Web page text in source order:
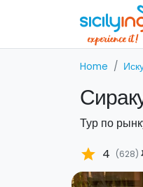
Home
Тур по
star 4 (628)